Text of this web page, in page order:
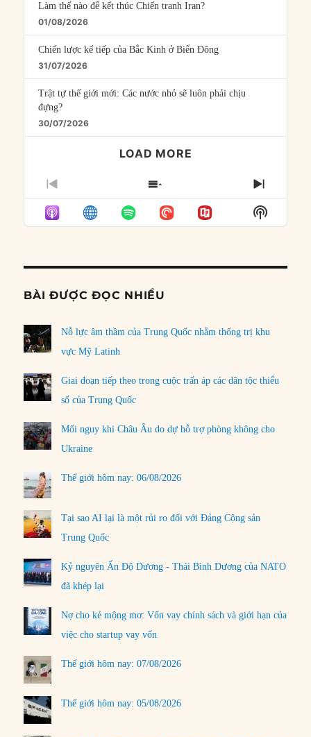
Làm thế nào để kết thúc Chiến tranh Iran?
01/08/2026
Chiến lược kế tiếp của Bắc Kinh ở Biển Đông
31/07/2026
Trật tự thế giới mới: Các nước nhỏ sẽ luôn phải chịu
đựng?
30/07/2026
LOAD MORE
PREVIOUS
EPISODE
SHOW
EPISODES
LIST
NEXT
Show
Podcast
BÀI ĐƯỢC ĐỌC NHIỀU
Nỗ lực âm thầm của Trung Quốc nhằm thống trị khu
vực Mỹ Latinh
Giai đoạn tiếp theo trong cuộc trấn áp các dân tộc thiểu
số của Trung Quốc
Mối nguy khi Châu Âu do dự hỗ trợ phòng không cho
Ukraine
Thế giới hôm nay: 06/08/2026
Tại sao AI lại là một rủi ro đối với Đảng Cộng sản
Trung Quốc
Kỷ nguyên Ấn Độ Dương - Thái Bình Dương của NATO
đã khép lại
Nợ cho kẻ mộng mơ: Vốn vay chính sách và giới hạn của
việc cho startup vay vốn
Thế giới hôm nay: 07/08/2026
Thế giới hôm nay: 05/08/2026